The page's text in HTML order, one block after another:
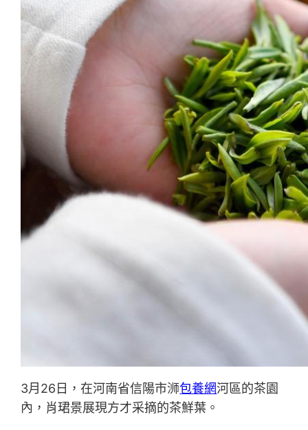
3月26日，在河南省信陽市浉包養網河區的茶園
內，肖珺景展現方才采摘的茶鮮葉。